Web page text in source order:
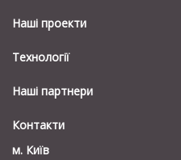
Наші проекти
Технології
Наші партнери
Контакти
м. Київ